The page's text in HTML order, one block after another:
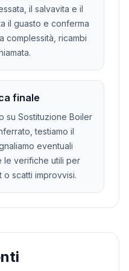
il salvavita e il
il guasto e conferma
complessità, ricambi
finale
su Sostituzione Boiler
testiamo il
eventuali
le verifiche utili per
scatti improvvisi.